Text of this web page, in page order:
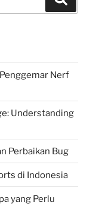
Nerf
Understanding
Perbaikan Bug
di Indonesia
yang Perlu